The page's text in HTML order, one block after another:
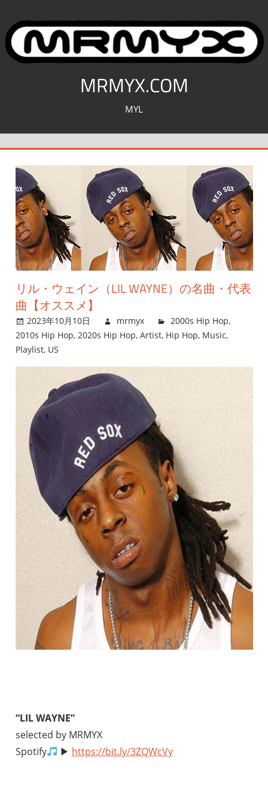
テ
ッ
MRMYX.COM
MYL
リル・ウェイン（LIL WAYNE）の名曲・代表
曲【オススメ】
2023年10月10日 mrmyx 2000s Hip Hop,
2010s Hip Hop, 2020s Hip Hop, Artist, Hip Hop, Music,
Playlist, US
“LIL WAYNE”
selected by MRMYX
Spotify
▶︎ https://bit.ly/3ZQWcVy